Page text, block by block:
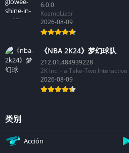
6.0.0
KosmoLizer
2026-08-09
《NBA 2K24》梦幻球队
212.01.484939228
2K Inc. - a Take-Two
2026-08-09
类别
Acción